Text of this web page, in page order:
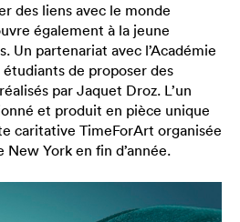
des liens avec le monde
également à la jeune
Un partenariat avec l’Académie
de proposer des
par Jaquet Droz. L’un
et produit en pièce unique
caritative TimeForArt organisée
York en fin d’année.